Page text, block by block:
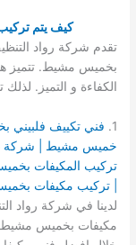
كيف يتم
تقدم شركة رواد
بخميس مشيط. تتميز
الكفاءة و التميز. لذلك
1.
فني تكييف فلبيني
خميس مشيط | شركة
تركيب المكيفات
| تركيب مكيفات
لدينا في شركة رواد
مكيفات بخميس مشيط.